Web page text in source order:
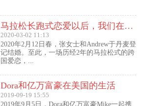
马拉松长跑式恋爱以后，我们在丹麦登记结婚了
2020-03-02 11:13
2020年2月12日春，张女士和Andrew于丹麦登
记结婚。至此，一场历经2年的马拉松式的跨
国爱恋，...
Dora和亿万富豪在美国的生活
2019-09-19 15:55
2019年9月5日，Dora和亿万富豪Mike一起携